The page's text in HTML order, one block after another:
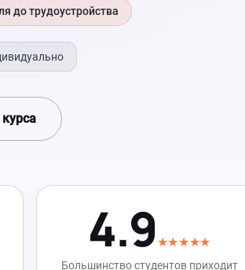
до трудоустройства
4.9★★★★★
Большинство студентов приходит